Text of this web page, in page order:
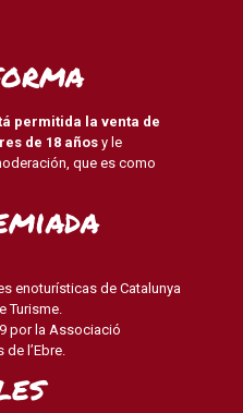
permitida la venta de
de 18 años y le
que es como
enoturísticas de Catalunya
Turisme.
por la Associació
de l’Ebre.